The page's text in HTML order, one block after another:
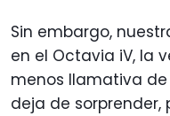
Sin embargo,
en el Octavia iV, la
menos llamativa
deja de sorprender,